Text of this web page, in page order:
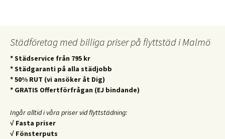
Städföretag med billiga priser på flyttstäd i Malmö
* Städservice från 795 kr
* Städgaranti på alla städjobb
* 50% RUT (vi ansöker åt Dig)
* GRATIS Offertförfrågan (EJ bindande)
Ingår alltid i våra priser vid flyttstädning:
√ Fasta priser
√ Fönsterputs